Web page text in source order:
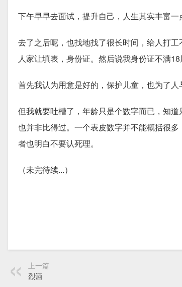
下午早早去面试，提升自己， 人生其实丰富一
去了之后呢，也找地找了很长时间，给人打
人家让填表，身份证。然后说我身份证不满
首先我认为用意是好的，保护儿童，也为了人
但我就要吐槽了，年龄只是个数字而已，知
也并非比得过。一个表皮数字并不能概括很
者也明白不要认死理。
（未完待续...）
上一篇
烈酒